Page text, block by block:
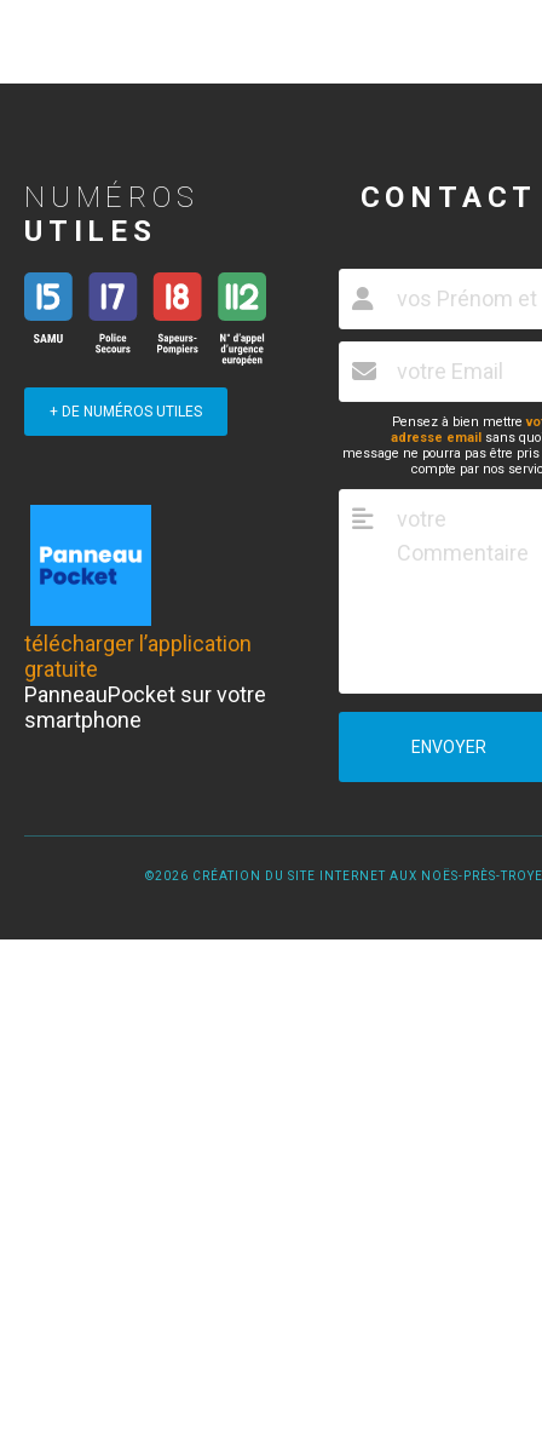
NUMÉROS
UTILES
+ DE NUMÉROS UTILES
télécharger l’application
gratuite
PanneauPocket sur votre
smartphone
CONTACT
Pensez à bien mettre
adresse email sans
message ne pourra pas être
compte par nos
ENVOYER
©2026 CRÉATION DU SITE INTERNET AUX NOËS-PRÈS-